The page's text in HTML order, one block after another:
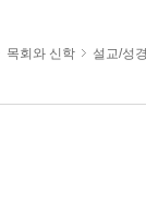
목회와 신학 설교/성